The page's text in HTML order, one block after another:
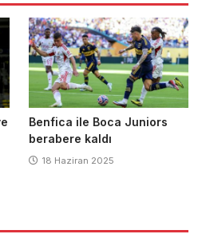
Benfica ile Boca Juniors
berabere kaldı
18 Haziran 2025